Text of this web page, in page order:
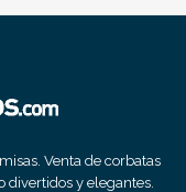
Venta de corbatas
divertidos y elegantes.